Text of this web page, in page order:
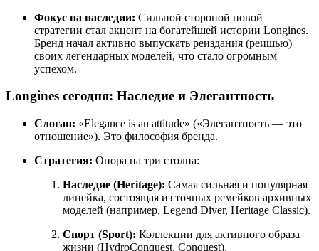
Фокус на наследии: Сильной стороной новой
стратегии стал акцент на богатейшей истории Longines.
Бренд начал активно выпускать реиздания (реишью)
своих легендарных моделей, что стало огромным
успехом.
Longines сегодня: Наследие и Элегантность
Слоган: «Elegance is an attitude» («Элегантность — это
отношение»). Это философия бренда.
Стратегия: Опора на три столпа:
Наследие (Heritage): Самая сильная и популярная
линейка, состоящая из точных ремейков архивных
моделей (например, Legend Diver, Heritage Classic).
Спорт (Sport): Коллекции для активного образа
жизни (HydroConquest, Conquest).